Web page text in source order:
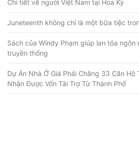
Chi tiết về người Việt Nam tại Hoa Kỳ
Juneteenth không chỉ là một bữa tiệc
Sách của Windy Phạm giúp lan tỏa
truyền thống
Dự Án Nhà Ở Giá Phải Chăng 33 Căn
Nhận Được Vốn Tài Trợ Từ Thành Phố